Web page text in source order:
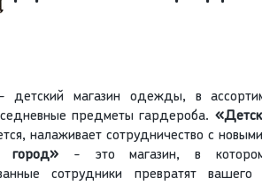
магазин одежды, в
предметы гардероба.
налаживает сотрудничество с
город» - это магазин, в
сотрудники превратят